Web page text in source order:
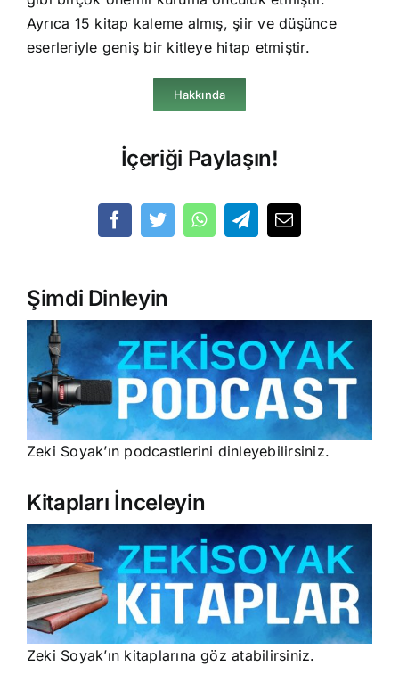
Ayrıca 15 kitap kaleme almış, şiir ve düşünce
eserleriyle geniş bir kitleye hitap etmiştir.
Hakkında
İçeriği Paylaşın!
Şimdi Dinleyin
Zeki Soyak’ın podcastlerini dinleyebilirsiniz.
Kitapları İnceleyin
Zeki Soyak’ın kitaplarına göz atabilirsiniz.